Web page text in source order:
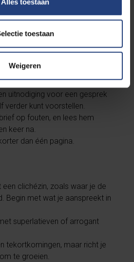
toestaan
Weigeren
je binnen deze
instituut) tot je recht komt
uitnodiging voor een gesprek
verder kunt voorstellen.
op fouten, en lees hem
keer na.
dan één pagina.
een clichézin, zoals waar je de
Begin met wat je aanspreekt in
superlatieven of arrogant
tekortkomingen, maar richt je
te groeien.